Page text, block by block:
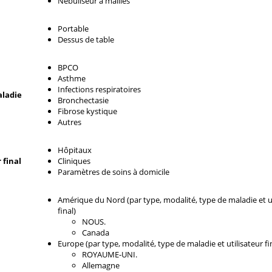
Portable
Dessus de table
BPCO
Asthme
Infections respiratoires
Bronchectasie
Fibrose kystique
Autres
final
Hôpitaux
Cliniques
Paramètres de soins à domicile
Amérique du Nord (par type, modalité, type de maladie et
final)
NOUS.
Canada
Europe (par type, modalité, type de maladie et utilisateur
ROYAUME-UNI.
Allemagne